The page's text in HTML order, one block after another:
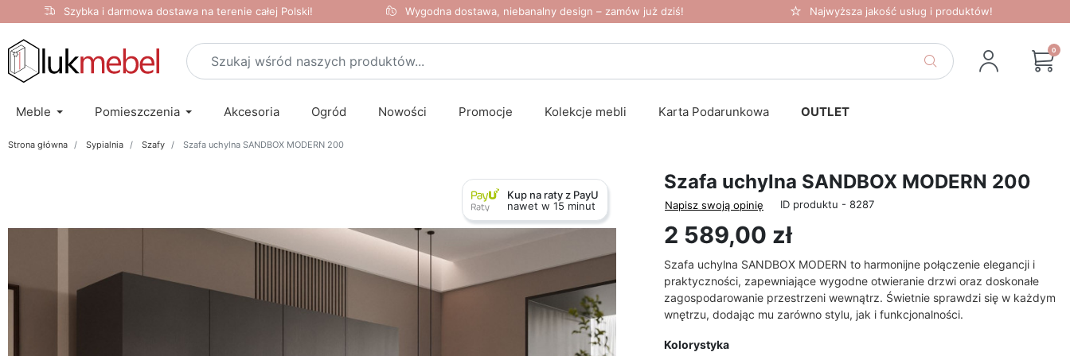
Szybka i darmowa dostawa na terenie całej Polski! Wygodna dostawa, niebanalny design – zamów już dziś! Najwyższa jakość usług i produktów!
0
Meble Pomieszczenia Akcesoria Ogród Nowości Promocje Kolekcje mebli Karta Podarunkowa OUTLET
Strona główna Sypialnia Szafy Szafa uchylna SANDBOX MODERN 200
Kup na raty z PayU
nawet w 15 minut
Szafa uchylna SANDBOX MODERN 200
Napisz swoją opinię ID produktu - 8287
2 589,00 zł
Szafa uchylna SANDBOX MODERN to harmonijne połączenie elegancji i
praktyczności, zapewniające wygodne otwieranie drzwi oraz doskonałe
zagospodarowanie przestrzeni wewnątrz. Świetnie sprawdzi się w każdym
wnętrzu, dodając mu zarówno stylu, jak i funkcjonalności.
Kolorystyka